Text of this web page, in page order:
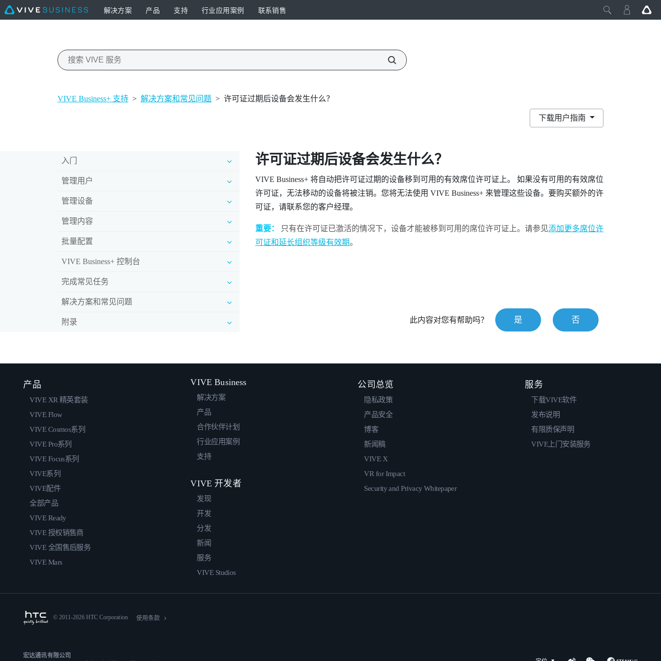
解决方案 产品 支持 行业应用案例 联系销售
VIVE Business+ 支持 > 解决方案和常见问题 > 许可证过期后设备会发生什么？
下载用户指南
入门
管理用户
管理设备
管理内容
批量配置
VIVE Business+ 控制台
完成常见任务
解决方案和常见问题
附录
许可证过期后设备会发生什么？
VIVE Business+将自动把许可证过期的设备移到可用的有效席位许可证上。 如果没有可用的有效席位
许可证，无法移动的设备将被注销。您将无法使用 VIVE Business+来管理这些设备。要购买额外的许
可证，请联系您的客户经理。
重要： 只有在许可证已激活的情况下，设备才能被移到可用的席位许可证上。请参见添加更多席位许
可证和延长组织等级有效期。
此内容对您有帮助吗？ 是 否
产品
VIVE XR 精英套装
VIVE Flow
VIVE Cosmos系列
VIVE Pro系列
VIVE Focus系列
VIVE系列
VIVE配件
全部产品
VIVE Ready
VIVE 授权销售商
VIVE 全国售后服务
VIVE Mars
VIVE Business
解决方案
产品
合作伙伴计划
行业应用案例
支持
VIVE 开发者
发现
开发
分发
新闻
服务
VIVE Studios
公司总览
隐私政策
产品安全
博客
新闻稿
VIVE X
VR for Impact
Security and Privacy Whitepaper
服务
下载VIVE软件
发布说明
有限质保声明
VIVE上门安装服务
© 2011-2026 HTC Corporation 使用条款
宏达通讯有限公司